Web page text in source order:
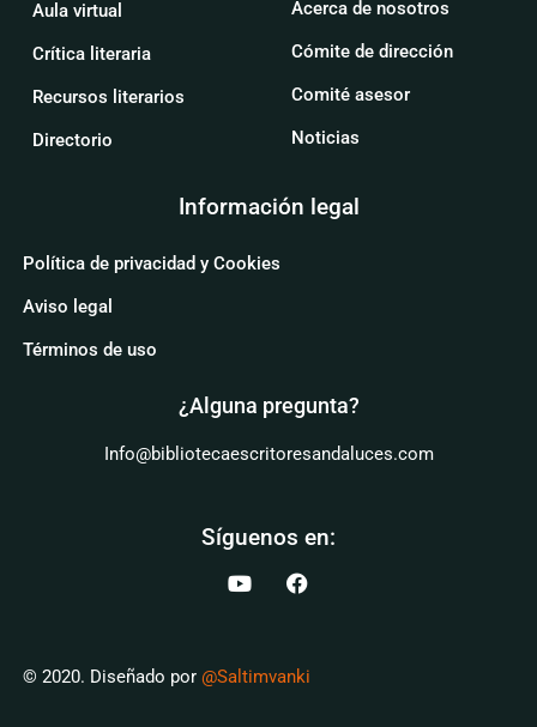
Aula virtual
Crítica literaria
Recursos literarios
Directorio
Acerca de nosotros
Cómite de dirección
Comité asesor
Noticias
Información legal
Política de privacidad y Cookies
Aviso legal
Términos de uso
¿Alguna pregunta?
Info@bibliotecaescritoresandaluces.com
© 2020. Diseñado por @Saltimvanki
Síguenos en: